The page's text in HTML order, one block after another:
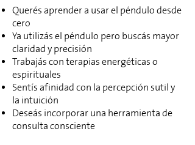
Querés aprender a usar el péndulo desde
cero
Ya utilizás el péndulo pero buscás mayor
claridad y precisión
Trabajás con terapias energéticas o
espirituales
Sentís afinidad con la percepción sutil y
la intuición
Deseás incorporar una herramienta de
consulta consciente